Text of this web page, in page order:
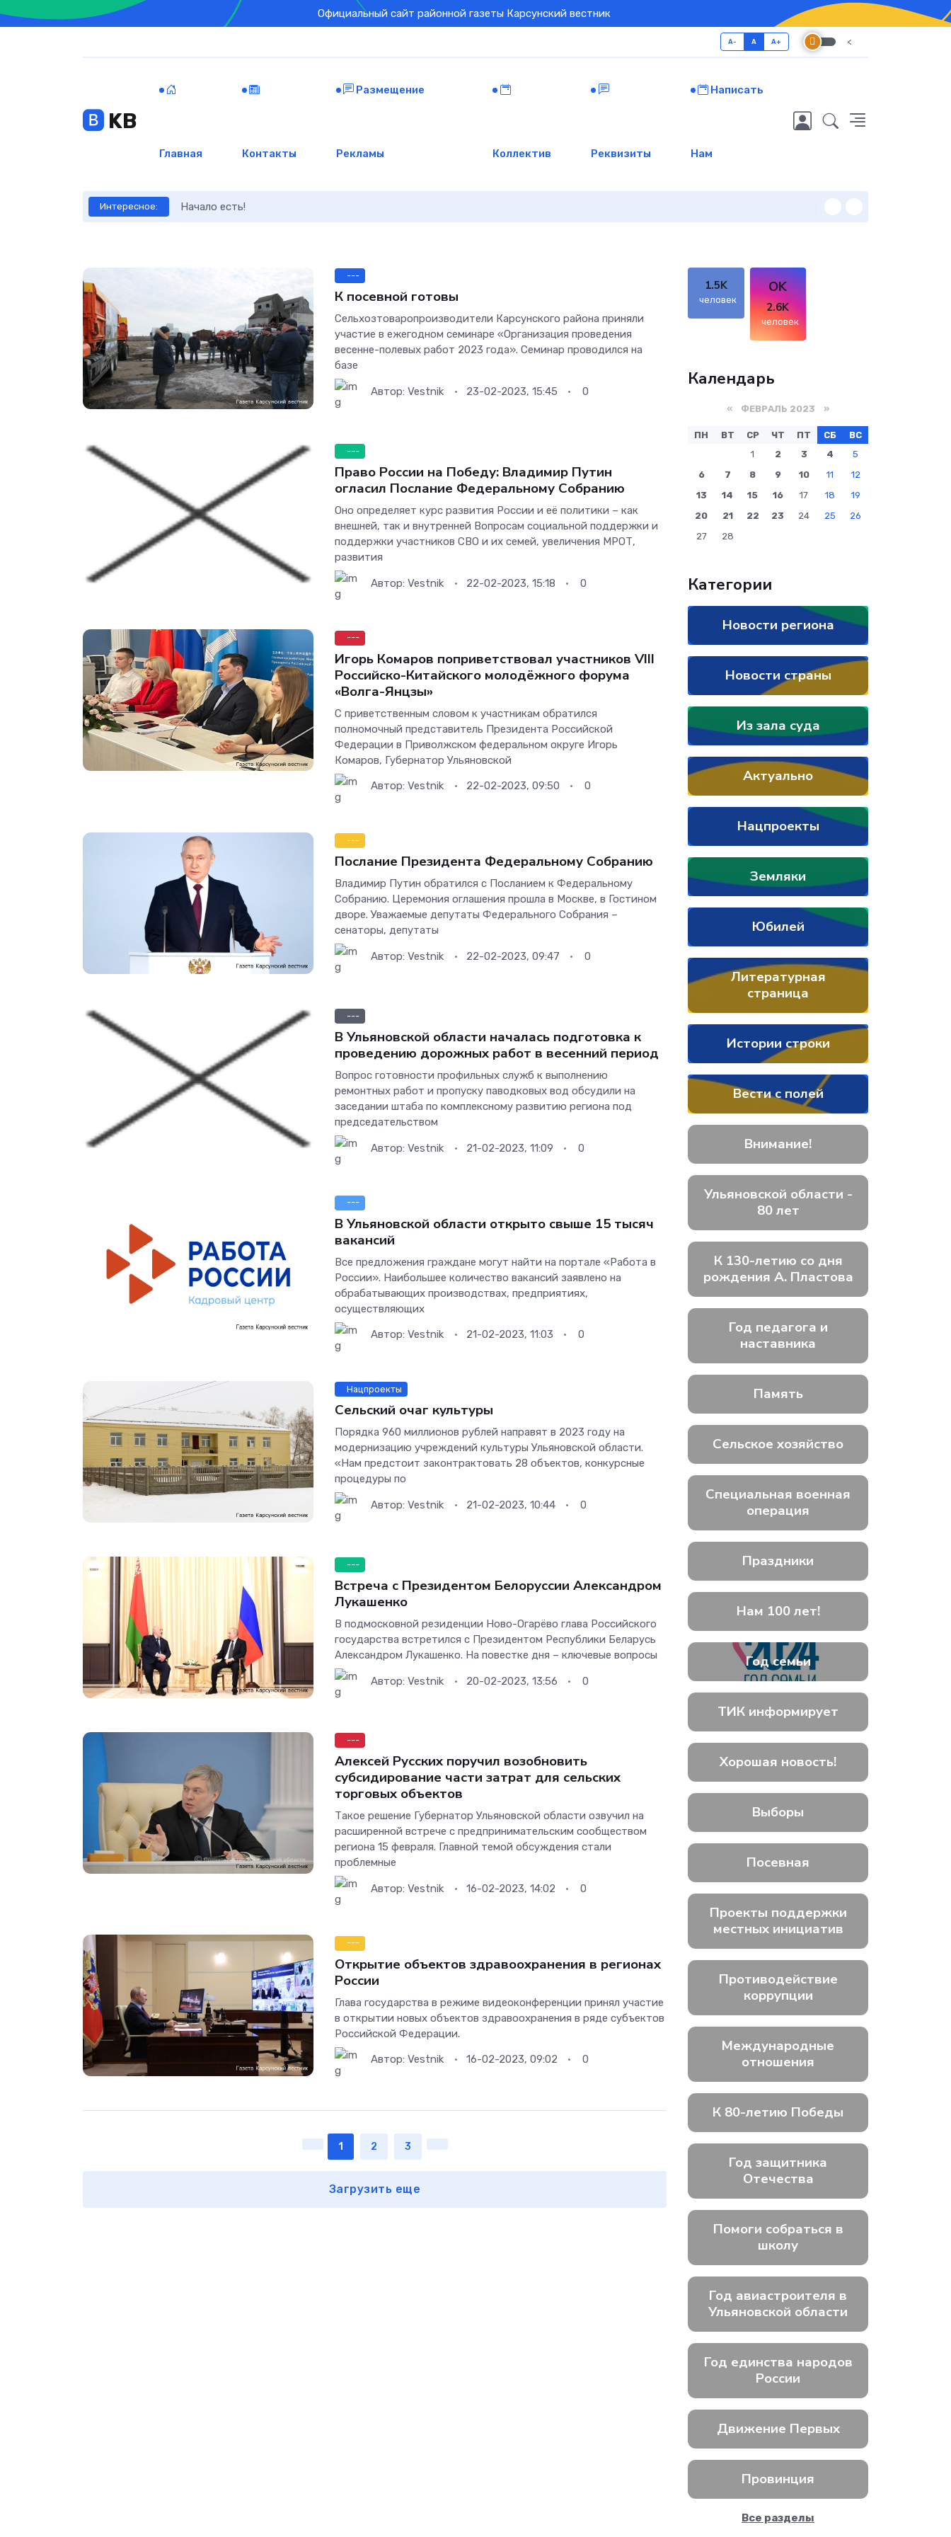
Официальный сайт районной газеты Карсунский вестник
A- A A+ <
KB
Главная Контакты
Размещение
Рекламы Коллектив Реквизиты
Написать
Нам
Интересное:Начало есть!
---
К посевной готовы
Сельхозтоваропроизводители Карсунского района приняли
участие в ежегодном семинаре «Организация проведения
весенне-полевых работ 2023 года». Семинар проводился на
базе
Автор:Vestnik 23-02-2023, 15:45 0
---
Право России на Победу: Владимир Путин
огласил Послание Федеральному Собранию
Оно определяет курс развития России и её политики – как
внешней, так и внутренней Вопросам социальной поддержки и
поддержки участников СВО и их семей, увеличения МРОТ,
развития
Автор:Vestnik 22-02-2023, 15:18 0
---
Игорь Комаров поприветствовал участников VIII
Российско-Китайского молодёжного форума
«Волга-Янцзы»
С приветственным словом к участникам обратился
полномочный представитель Президента Российской
Федерации в Приволжском федеральном округе Игорь
Комаров, Губернатор Ульяновской
Автор:Vestnik 22-02-2023, 09:50 0
---
Послание Президента Федеральному Собранию
Владимир Путин обратился с Посланием к Федеральному
Собранию. Церемония оглашения прошла в Москве, в Гостином
дворе. Уважаемые депутаты Федерального Собрания –
сенаторы, депутаты
Автор:Vestnik 22-02-2023, 09:47 0
---
В Ульяновской области началась подготовка к
проведению дорожных работ в весенний период
Вопрос готовности профильных служб к выполнению
ремонтных работ и пропуску паводковых вод обсудили на
заседании штаба по комплексному развитию региона под
председательством
Автор:Vestnik 21-02-2023, 11:09 0
---
В Ульяновской области открыто свыше 15 тысяч
вакансий
Все предложения граждане могут найти на портале «Работа в
России». Наибольшее количество вакансий заявлено на
обрабатывающих производствах, предприятиях,
осуществляющих
Автор:Vestnik 21-02-2023, 11:03 0
Нацпроекты
Сельский очаг культуры
Порядка 960 миллионов рублей направят в 2023 году на
модернизацию учреждений культуры Ульяновской области.
«Нам предстоит законтрактовать 28 объектов, конкурсные
процедуры по
Автор:Vestnik 21-02-2023, 10:44 0
---
Встреча с Президентом Белоруссии Александром
Лукашенко
В подмосковной резиденции Ново-Огарёво глава Российского
государства встретился с Президентом Республики Беларусь
Александром Лукашенко. На повестке дня – ключевые вопросы
Автор:Vestnik 20-02-2023, 13:56 0
---
Алексей Русских поручил возобновить
субсидирование части затрат для сельских
торговых объектов
Такое решение Губернатор Ульяновской области озвучил на
расширенной встрече с предпринимательским сообществом
региона 15 февраля. Главной темой обсуждения стали
проблемные
Автор:Vestnik 16-02-2023, 14:02 0
---
Открытие объектов здравоохранения в регионах
России
Глава государства в режиме видеоконференции принял участие
в открытии новых объектов здравоохранения в ряде субъектов
Российской Федерации.
Автор:Vestnik 16-02-2023, 09:02 0
1 2 3
Загрузить еще
1.5K
человек
OK
2.6K
человек
Календарь
« ФЕВРАЛЬ 2023 »
ПН ВТ СР ЧТ ПТ СБ
ВС
1
2 3 4
5
6
7 8 9 10 11
12
13
14 15 16 17 18
19
20
21 22 23 24 25
26
27
28
Категории
Новости региона
Новости страны
Из зала суда
Актуально
Нацпроекты
Земляки
Юбилей
Литературная
страница
Истории строки
Вести с полей
Внимание!
Ульяновской области -
80 лет
К 130-летию со дня
рождения А. Пластова
Год педагога и
наставника
Память
Сельское хозяйство
Специальная военная
операция
Праздники
Нам 100 лет!
Год семьи
ТИК информирует
Хорошая новость!
Выборы
Посевная
Проекты поддержки
местных инициатив
Противодействие
коррупции
Международные
отношения
К 80-летию Победы
Год защитника
Отечества
Помоги собраться в
школу
Год авиастроителя в
Ульяновской области
Год единства народов
России
Движение Первых
Провинция
Все разделы